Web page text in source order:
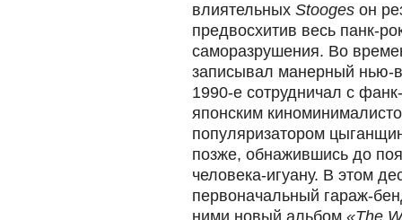
влиятельных Stooges он
предвосхитив весь панк-
саморазрушения. Во
записывал манерный нью-
1990-е сотрудничал с
японским
популяризатором
позже, обнажившись до
человека-игуану. В этом
первоначальный гараж-
ними новый альбом «The